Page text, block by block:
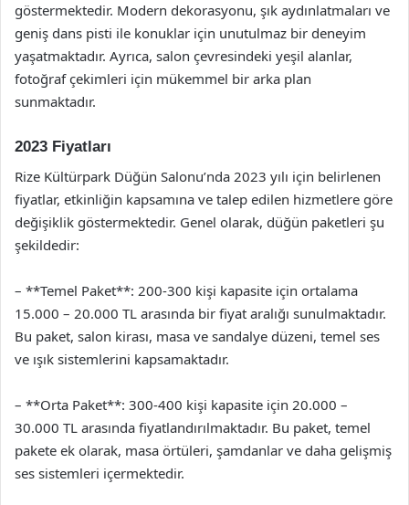
göstermektedir. Modern dekorasyonu, şık aydınlatmaları ve
geniş dans pisti ile konuklar için unutulmaz bir deneyim
yaşatmaktadır. Ayrıca, salon çevresindeki yeşil alanlar,
fotoğraf çekimleri için mükemmel bir arka plan
sunmaktadır.
2023 Fiyatları
Rize Kültürpark Düğün Salonu’nda 2023 yılı için belirlenen
fiyatlar, etkinliğin kapsamına ve talep edilen hizmetlere göre
değişiklik göstermektedir. Genel olarak, düğün paketleri şu
şekildedir:
– **Temel Paket**: 200-300 kişi kapasite için ortalama
15.000 – 20.000 TL arasında bir fiyat aralığı sunulmaktadır.
Bu paket, salon kirası, masa ve sandalye düzeni, temel ses
ve ışık sistemlerini kapsamaktadır.
– **Orta Paket**: 300-400 kişi kapasite için 20.000 –
30.000 TL arasında fiyatlandırılmaktadır. Bu paket, temel
pakete ek olarak, masa örtüleri, şamdanlar ve daha gelişmiş
ses sistemleri içermektedir.